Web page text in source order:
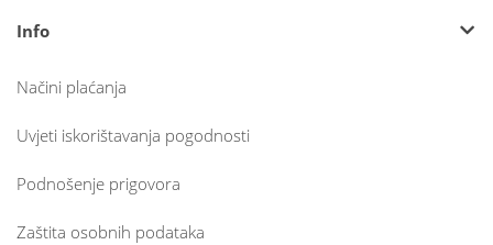
Info
Načini plaćanja
Uvjeti iskorištavanja pogodnosti
Podnošenje prigovora
Zaštita osobnih podataka